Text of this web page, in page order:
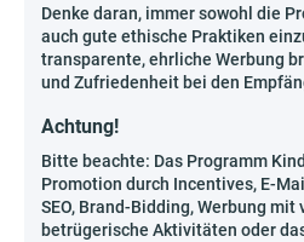
Denke daran, immer sowohl die
auch gute ethische Praktiken
transparente, ehrliche Werbung
und Zufriedenheit bei den
Achtung!
Bitte beachte: Das Programm
Promotion durch Incentives, E-
SEO, Brand-Bidding, Werbung
betrügerische Aktivitäten oder